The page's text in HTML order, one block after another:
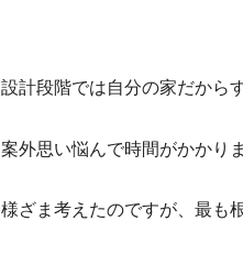
設計段階では自分の家だから
案外思い悩んで時間がかかり
様ざま考えたのですが、最も